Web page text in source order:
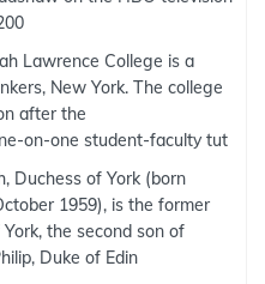
Lawrence College is a
New York. The college
after the
on-one student-faculty tut
Duchess of York (born
1959), is the former
the second son of
Duke of Edin